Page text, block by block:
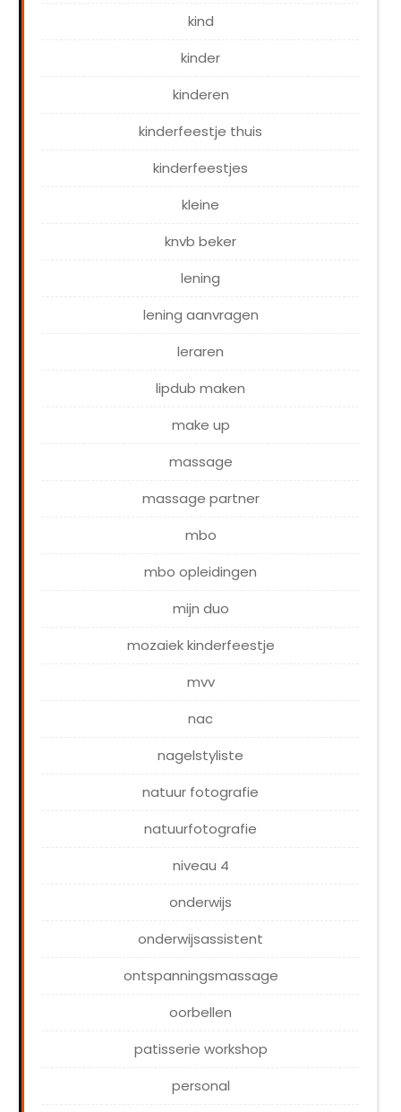
kind
kinder
kinderen
kinderfeestje thuis
kinderfeestjes
kleine
knvb beker
lening
lening aanvragen
leraren
lipdub maken
make up
massage
massage partner
mbo
mbo opleidingen
mijn duo
mozaiek kinderfeestje
mvv
nac
nagelstyliste
natuur fotografie
natuurfotografie
niveau 4
onderwijs
onderwijsassistent
ontspanningsmassage
oorbellen
patisserie workshop
personal